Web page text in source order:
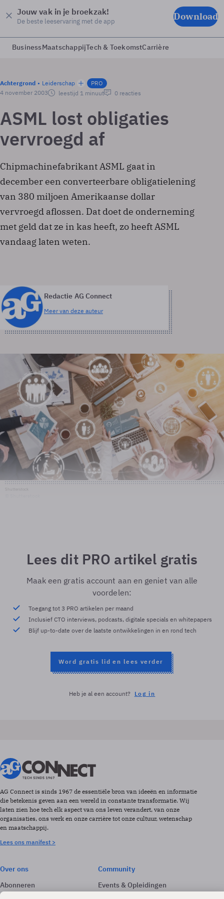
Jouw vak in je broekzak!
De beste leeservaring met de app Download
BusinessMaatschappijTech & ToekomstCarrière
Achtergrond Leiderschap
PRO
4 november 2003
leestijd 1 minuut 0 reacties
ASML lost obligaties
vervroegd af
Chipmachinefabrikant ASML gaat in
december een converteerbare obligatielening
van 380 miljoen Amerikaanse dollar
vervroegd aflossen. Dat doet de onderneming
met geld dat ze in kas heeft, zo heeft ASML
vandaag laten weten.
Redactie AG Connect
Meer van deze auteur
Lees dit PRO artikel gratis
Maak een gratis account aan en geniet van alle
voordelen:
Toegang tot 3 PRO artikelen per maand
Inclusief CTO interviews, podcasts, digitale specials en whitepapers
Blijf up-to-date over de laatste ontwikkelingen in en rond tech
Word gratis lid en lees verder
Heb je al een account? Log in
AG Connect is sinds 1967 de essentiële bron van ideeën en informatie
die betekenis geven aan een wereld in constante transformatie. Wij
laten zien hoe tech elk aspect van ons leven verandert, van onze
organisaties, ons werk en onze carrière tot onze cultuur, wetenschap
en maatschappij.
Lees ons manifest >
Over ons
Abonneren
Adverteren
Community
Events & Opleidingen